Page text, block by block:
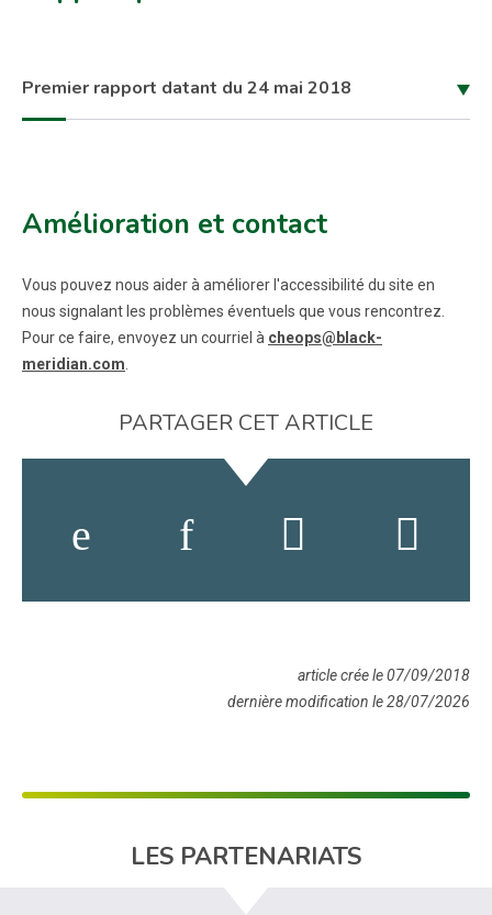
Premier rapport datant du 24 mai 2018
Amélioration et contact
Vous pouvez nous aider à améliorer l'accessibilité du site en
nous signalant les problèmes éventuels que vous rencontrez.
Pour ce faire, envoyez un courriel à cheops@black-
meridian.com
PARTAGER CET ARTICLE
article crée le 07/09/2018
dernière modification le 28/07/2026
LES PARTENARIATS